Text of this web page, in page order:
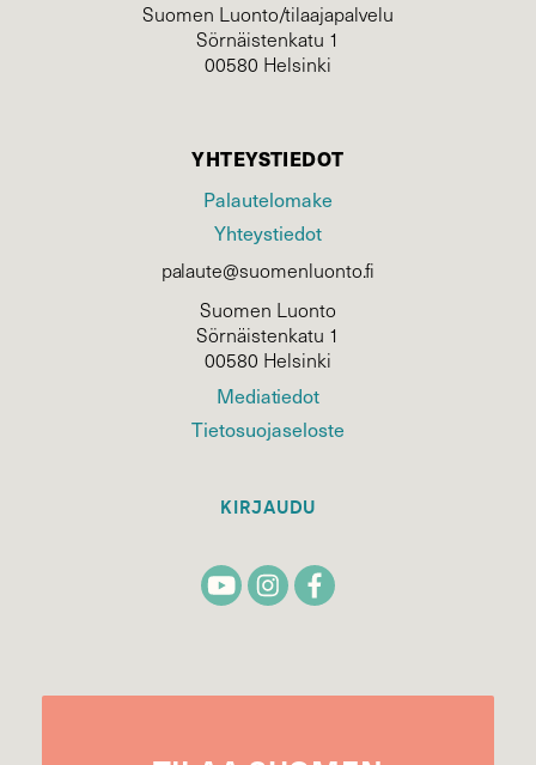
Suomen Luonto/tilaajapalvelu
Sörnäistenkatu 1
00580 Helsinki
YHTEYSTIEDOT
Palautelomake
Yhteystiedot
palaute@suomenluonto.fi
Suomen Luonto
Sörnäistenkatu 1
00580 Helsinki
Mediatiedot
Tietosuojaseloste
KIRJAUDU